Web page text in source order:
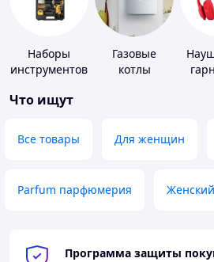
Наборы
инструментов
Газовые
котлы
Что ищут
Все товары Для женщин
Parfum парфюмерия
Программа защиты